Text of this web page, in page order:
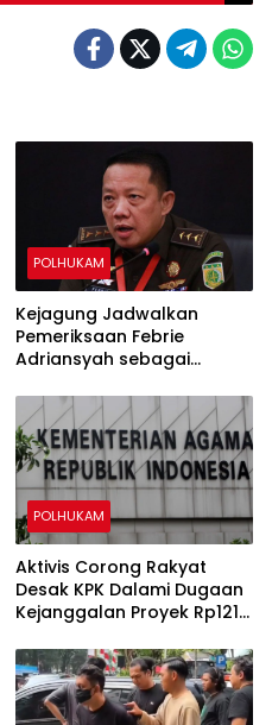
POLHUKAM
Kejagung Jadwalkan
Pemeriksaan Febrie
Adriansyah sebagai
TPPU
POLHUKAM
Aktivis Corong Rakyat
Desak KPK Dalami Dugaan
Kejanggalan Proyek Rp121
Agama